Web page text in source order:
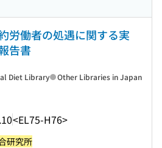
労働者の処遇に関する実
告書
<EL75-H76>
Diet Library Other Libraries in Japan
研究所